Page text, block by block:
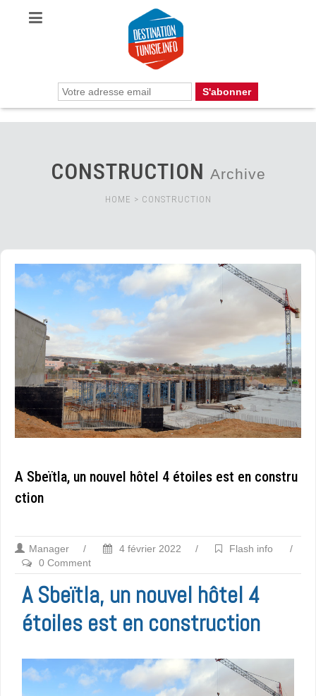
CONSTRUCTION Archive
HOME > CONSTRUCTION
A Sbeïtla, un nouvel hôtel 4 étoiles est en constru
ction
Manager / 4 février 2022 / Flash info
/
0 Comment
A Sbeïtla, un nouvel hôtel 4
étoiles est en construction